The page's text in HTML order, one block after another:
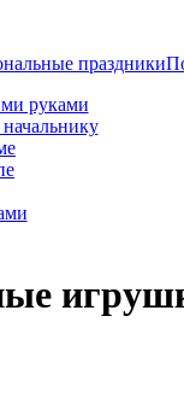
праздники
руками